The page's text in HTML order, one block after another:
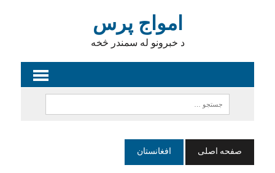
امواج پرس
د خبرونو له سمندر څخه
صفحه اصلی افغانستان